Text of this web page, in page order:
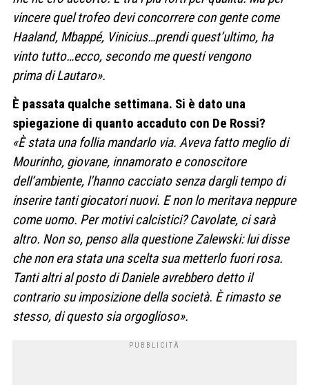
vincere quel trofeo devi concorrere con gente come
Haaland, Mbappé, Vinicius…prendi quest’ultimo, ha
vinto tutto…ecco, secondo me questi vengono
prima di Lautaro».
È passata qualche settimana. Si è dato una
spiegazione di quanto accaduto con De Rossi?
«È stata una follia mandarlo via. Aveva fatto meglio di
Mourinho, giovane, innamorato e conoscitore
dell’ambiente, l’hanno cacciato senza dargli tempo di
inserire tanti giocatori nuovi. E non lo meritava neppure
come uomo. Per motivi calcistici? Cavolate, ci sarà
altro. Non so, penso alla questione Zalewski: lui disse
che non era stata una scelta sua metterlo fuori rosa.
Tanti altri al posto di Daniele avrebbero detto il
contrario su imposizione della società. È rimasto se
stesso, di questo sia orgoglioso».